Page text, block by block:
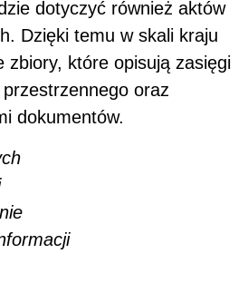
dotyczyć również aktów
Dzięki temu w skali kraju
zbiory, które opisują zasięgi
oraz
dokumentów.